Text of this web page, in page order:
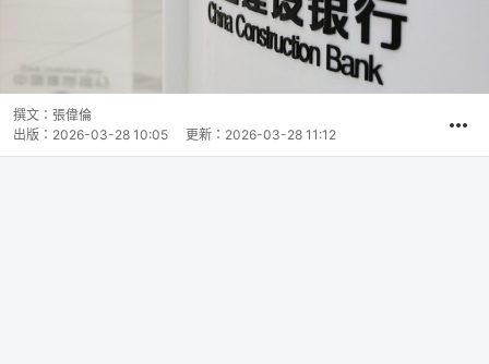
撰文： 張偉倫
出版： 2026-03-28 10:05 更新： 2026-03-28 11:12